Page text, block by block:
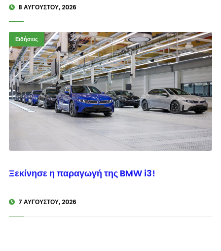
8 ΑΥΓΟΎΣΤΟΥ, 2026
Ειδήσεις
Ξεκίνησε η παραγωγή της BMW i3!
7 ΑΥΓΟΎΣΤΟΥ, 2026